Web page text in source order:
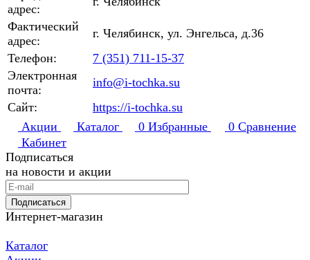
адрес:
Фактический
адрес:
г. Челябинск, ул. Энгельса, д.36
Телефон:
7 (351) 711-15-37
Электронная
почта:
info@i-tochka.su
Сайт:
https://i-tochka.su
Акции
Каталог 0 Избранные 0 Сравнение
Кабинет
Подписаться
на новости и акции
Подписаться
Интернет-магазин
Каталог